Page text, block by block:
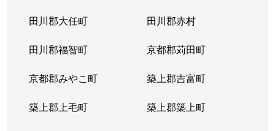
田川郡大任町 田川郡赤村
田川郡福智町 京都郡苅田町
京都郡みやこ町 築上郡吉富町
築上郡上毛町 築上郡築上町